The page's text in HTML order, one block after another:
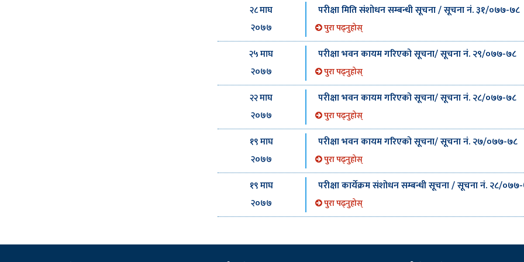
२८ माघ
२०७७
परीक्षा मिति संशोधन सम्बन्धी सूचना / सूचना नं. ३१/०७७-७८
पुरा पढ्नुहोस्
२५ माघ
२०७७
परीक्षा भवन कायम गरिएको सूचना/ सूचना नं. २९/०७७-७८
पुरा पढ्नुहोस्
२२ माघ
२०७७
परीक्षा भवन कायम गरिएको सूचना/ सूचना नं. २८/०७७-७८
पुरा पढ्नुहोस्
१९ माघ
२०७७
परीक्षा भवन कायम गरिएको सूचना/ सूचना नं. २७/०७७-७८
पुरा पढ्नुहोस्
१९ माघ
२०७७
परीक्षा कार्येक्रम संशोधन सम्बन्धी सूचना / सूचना नं. २८/
पुरा पढ्नुहोस्